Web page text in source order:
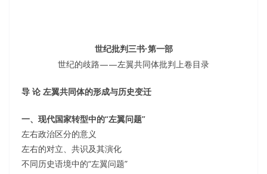
世纪批判三书·第一部
世纪的歧路——左翼共同体批判上卷目录
导 论 左翼共同体的形成与历史变迁
一、现代国家转型中的“左翼问题”
左右政治区分的意义
左右的对立、共识及其演化
不同历史语境中的“左翼问题”